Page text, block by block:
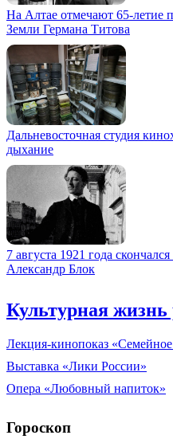
На Алтае отмечают 65-летие
Земли Германа Титова
Дальневосточная студия
дыхание
7 августа 1921 года
Александр Блок
Культурная жизнь
Лекция-кинопоказ «Семейное
Выставка «Лики России»
Опера «Любовный напиток»
Гороскоп